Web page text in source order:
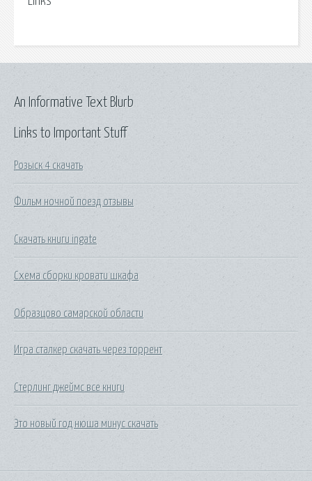
Links to Important Stuff
Розыск 4 скачать
Фильм ночной поезд отзывы
Скачать книги ingate
Схема сборки кровати шкафа
Образцово самарской области
Игра сталкер скачать через торрент
Стерлинг джеймс все книги
Это новый год нюша минус скачать
An Informative Text Blurb